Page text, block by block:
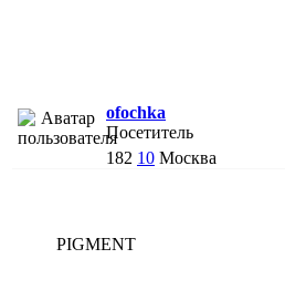
ofochka
Посетитель
182 10 Москва
PIGMENT